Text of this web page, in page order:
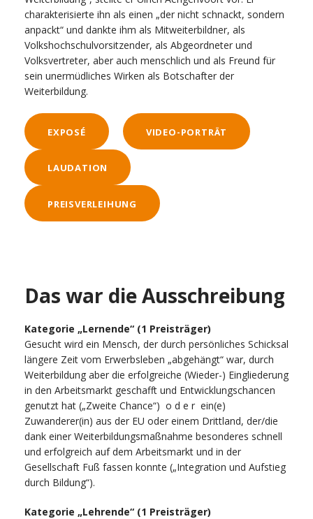
charakterisierte ihn als einen „der nicht schnackt, sondern
anpackt“ und dankte ihm als Mitweiterbildner, als
Volkshochschulvorsitzender, als Abgeordneter und
Volksvertreter, aber auch menschlich und als Freund für
sein unermüdliches Wirken als Botschafter der
Weiterbildung.
EXPOSÉ VIDEO-PORTRÄT
LAUDATION
PREISVERLEIHUNG
Das war die Ausschreibung
Kategorie „Lernende“ (1 Preisträger)
Gesucht wird ein Mensch, der durch persönliches Schicksal
längere Zeit vom Erwerbsleben „abgehängt“ war, durch
Weiterbildung aber die erfolgreiche (Wieder-) Eingliederung
in den Arbeitsmarkt geschafft und Entwicklungschancen
genutzt hat („Zweite Chance“) o d e r ein(e)
Zuwanderer(in) aus der EU oder einem Drittland, der/die
dank einer Weiterbildungsmaßnahme besonderes schnell
und erfolgreich auf dem Arbeitsmarkt und in der
Gesellschaft Fuß fassen konnte („Integration und Aufstieg
durch Bildung“).
Kategorie „Lehrende“ (1 Preisträger)